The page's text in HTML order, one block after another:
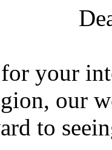
your
our
to